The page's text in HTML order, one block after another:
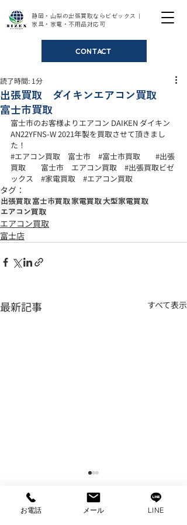
静岡・山梨の出張買取ならビゼックス｜
家具・家電・不用品対応可
CONTACT
出張買取 ダイキンエアコン買取
富士市買取
読了時間: 1分
富士市のお客様よりエアコン DAIKEN ダイキン
AN22YFNS-W 2021年製を買取させて頂きまし
た！
#エアコン買取 富士市 #富士市買取
#出張
買取 富士市　エアコン買取 #出張買取ビゼ
ックス
#家電買取 #エアコン買取
タグ：
出張買取 富士市買取 家電買取大型家電買取
エアコン買取
エアコン買取
富士店
最新記事 すべて表示
お電話 メール LINE